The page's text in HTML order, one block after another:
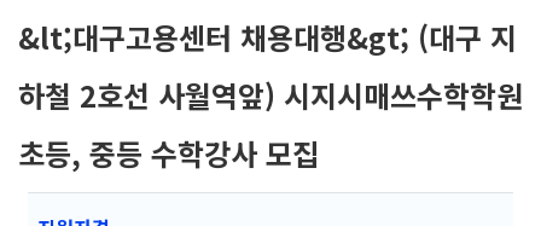
&lt;대구고용센터 채용대행&gt; (대구 지
하철 2호선 사월역앞) 시지시매쓰수학학원
초등, 중등 수학강사 모집